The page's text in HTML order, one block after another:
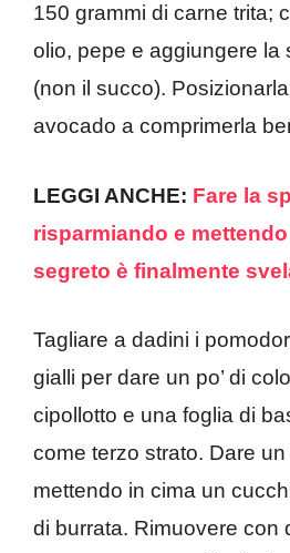
150 grammi di carne trita;
olio, pepe e aggiungere la
(non il succo).
avocado a comprimerla
LEGGI ANCHE: Fare la
risparmiando e
segreto è finalmente
Tagliare a dadini i
gialli per dare un po’ di
cipollotto e una foglia di
come terzo strato. Dare
mettendo in cima un
di burrata. Rimuovere con